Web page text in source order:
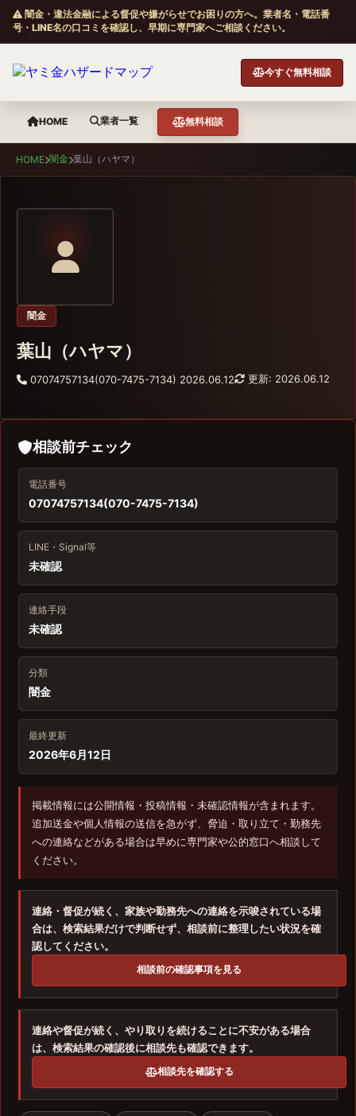
闇金・違法金融による督促や嫌がらせでお困りの方へ。業者名・電話番
号・LINE名の口コミを確認し、早期に専門家へご相談ください。
今すぐ無料相談
HOME 業者一覧 無料相談
HOME 闇金 葉山（ハヤマ）
闇金
葉山（ハヤマ）
07074757134(070-7475-7134) 2026.06.12 更新: 2026.06.12
相談前チェック
電話番号
07074757134(070-7475-7134)
LINE・Signal等
未確認
連絡手段
未確認
分類
闇金
最終更新
2026年6月12日
掲載情報には公開情報・投稿情報・未確認情報が含まれます。
追加送金や個人情報の送信を急がず、脅迫・取り立て・勤務先
への連絡などがある場合は早めに専門家や公的窓口へ相談して
ください。
連絡・督促が続く、家族や勤務先への連絡を示唆されている場
合は、検索結果だけで判断せず、相談前に整理したい状況を確
認してください。
相談前の確認事項を見る
連絡や督促が続く、やり取りを続けることに不安がある場合
は、検索結果の確認後に相談先も確認できます。
相談先を確認する